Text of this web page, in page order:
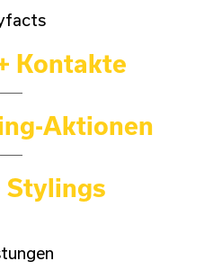
Kontakte
Aktionen
Stylings